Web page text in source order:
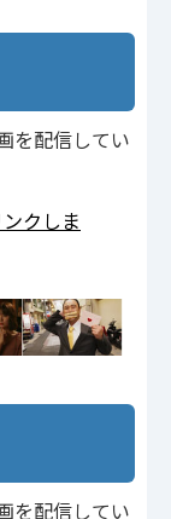
を配信してい
クしま
を配信してい